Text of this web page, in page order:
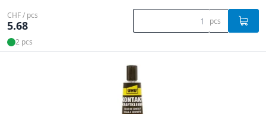
CHF / pcs
5.68 pcs
2 pcs